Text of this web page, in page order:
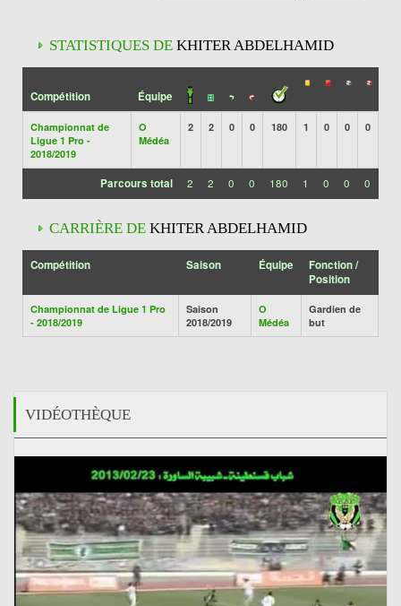
STATISTIQUES DE KHITER ABDELHAMID
Compétition Équipe
Championnat de
Ligue 1 Pro -
2018/2019
O
Médéa
2 2 0 0 180 1 0 0 0
Parcours total 2 2 0 0 180 1 0 0 0
CARRIÈRE DE KHITER ABDELHAMID
Compétition Saison Équipe
Fonction /
Position
Championnat de Ligue 1 Pro
- 2018/2019
Saison
2018/2019
O
Médéa
Gardien de
but
VIDÉOTHÈQUE